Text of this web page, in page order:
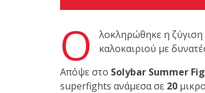
Με μεγάλη επιτυχία
Brazilian Jiu-Jitsu με τον
Ο λοκληρώθηκε η ζύγιση
καλοκαιριού με
Απόψε στο Solybar Summer
superfights ανάμεσα σε 20